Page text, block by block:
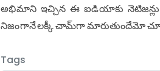
అభిమాని ఇచ్చిన ఈ ఐడియాకు
నిజంగానే లక్కీ చామ్‌గా మారుతుందేమో
Tags